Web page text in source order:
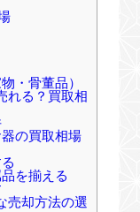
・骨董品）
れる？買取相
の買取相場
を揃える
売却方法の選